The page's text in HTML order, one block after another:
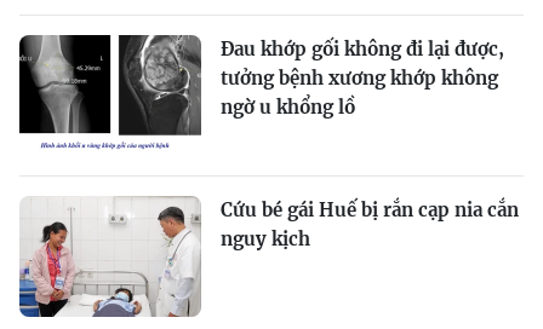
Đau khớp gối không đi lại được,
tưởng bệnh xương khớp không
ngờ u khổng lồ
Cứu bé gái Huế bị rắn cạp nia cắn
nguy kịch